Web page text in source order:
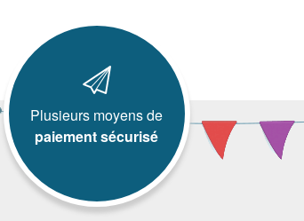
Plusieurs moyens de
paiement sécurisé